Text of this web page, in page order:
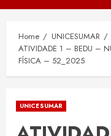
Menu
Home
UNICESUMAR
ATIVIDADE 1 – BEDU –
FÍSICA – 52_2025
UNICESUMAR